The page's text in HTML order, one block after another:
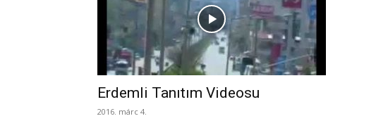
Erdemli Tanıtım Videosu
2016. márc 4.